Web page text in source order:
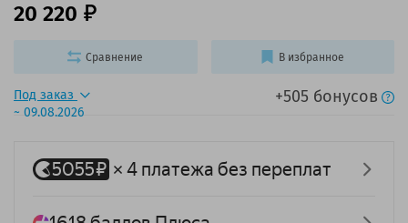
Под заказ
~ 09.08.2026
+505 бонусов
20 220
Сравнение В избранное